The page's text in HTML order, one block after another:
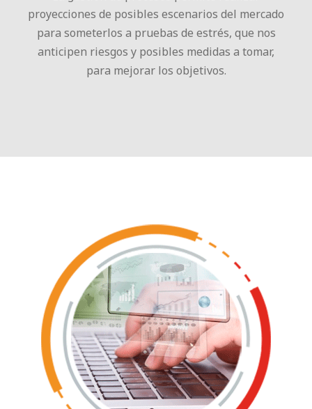
proyecciones de posibles escenarios del mercado
para someterlos a pruebas de estrés, que nos
anticipen riesgos y posibles medidas a tomar,
para mejorar los objetivos.